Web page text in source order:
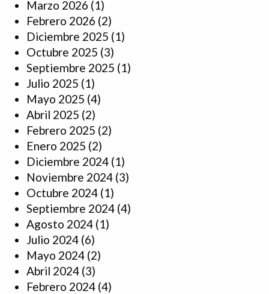
Marzo 2026 (1)
Febrero 2026 (2)
Diciembre 2025 (1)
Octubre 2025 (3)
Septiembre 2025 (1)
Julio 2025 (1)
Mayo 2025 (4)
Abril 2025 (2)
Febrero 2025 (2)
Enero 2025 (2)
Diciembre 2024 (1)
Noviembre 2024 (3)
Octubre 2024 (1)
Septiembre 2024 (4)
Agosto 2024 (1)
Julio 2024 (6)
Mayo 2024 (2)
Abril 2024 (3)
Febrero 2024 (4)